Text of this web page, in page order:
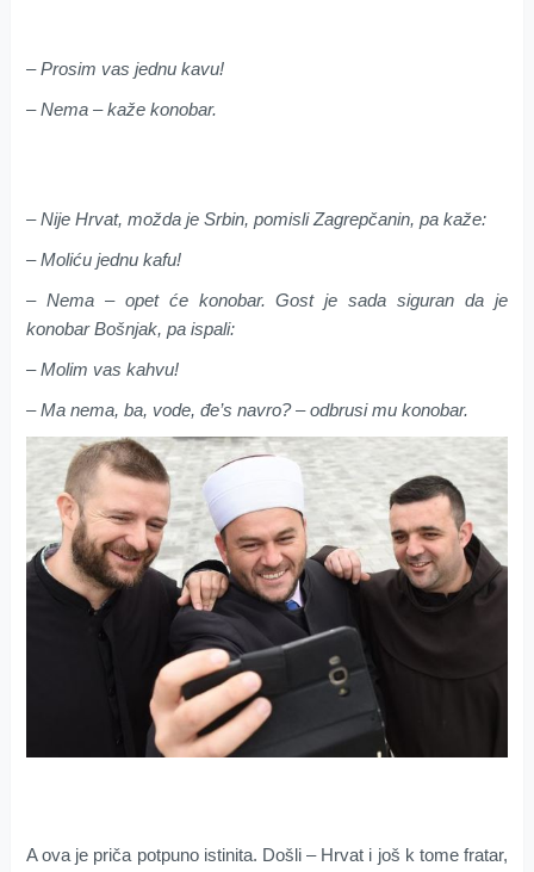
– Prosim vas jednu kavu!
– Nema – kaže konobar.
– Nije Hrvat, možda je Srbin, pomisli Zagrepčanin, pa kaže:
– Moliću jednu kafu!
– Nema – opet će konobar. Gost je sada siguran da je
konobar Bošnjak, pa ispali:
– Molim vas kahvu!
– Ma nema, ba, vode, đe’s navro? – odbrusi mu konobar.
A ova je priča potpuno istinita. Došli – Hrvat i još k tome fratar,